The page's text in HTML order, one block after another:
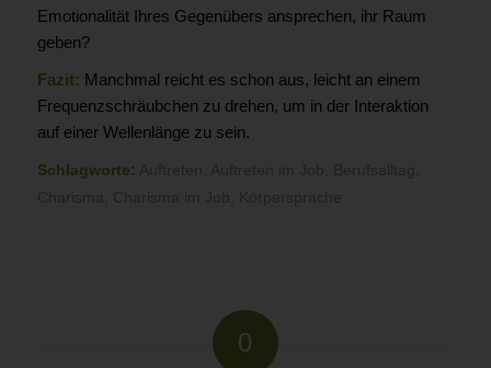
Emotionalität Ihres Gegenübers ansprechen, ihr Raum
geben?
Fazit: Manchmal reicht es schon aus, leicht an einem
Frequenzschräubchen zu drehen, um in der Interaktion
auf einer Wellenlänge zu sein.
Schlagworte:
0